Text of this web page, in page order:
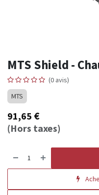
MTS Shield -
(0 avis)
MTS
91,65 €
(Hors taxes)